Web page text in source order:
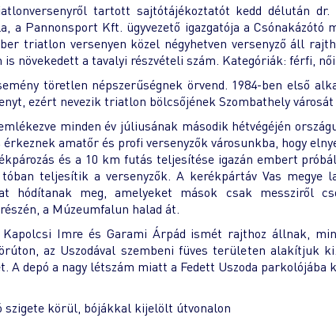
tartott sajtótájékoztatót kedd délután dr.
a Pannonsport Kft. ügyvezető igazgatója a Csónakázótó
triatlon versenyen közel négyhetven versenyző áll
növekedett a tavalyi részvételi szám. Kategóriák: férfi,
töretlen népszerűségnek örvend. 1984-ben első
ezért nevezik triatlon bölcsőjének Szombathely városát
minden év júliusának második hétvégéjén
amatőr és profi versenyzők városunkba, hogy
és a 10 km futás teljesítése igazán embert
tóban teljesítik a versenyzők. A kerékpártáv Vas megye
hódítanak meg, amelyeket mások csak messziről
a Múzeumfalun halad át.
Imre és Garami Árpád ismét rajthoz állnak,
az Uszodával szembeni füves területen alakítjuk
A depó a nagy létszám miatt a Fedett Uszoda parkolójába
szigete körül, bójákkal kijelölt útvonalon